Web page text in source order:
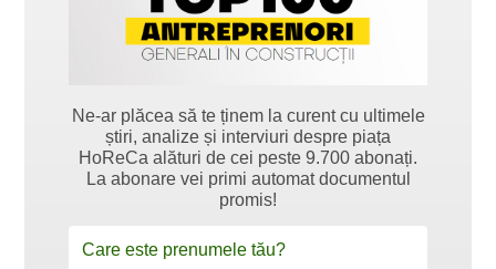
Ne-ar plăcea să te ținem la curent cu ultimele
știri, analize și interviuri despre piața
HoReCa alături de cei peste 9.700 abonați.
La abonare vei primi automat documentul
promis!